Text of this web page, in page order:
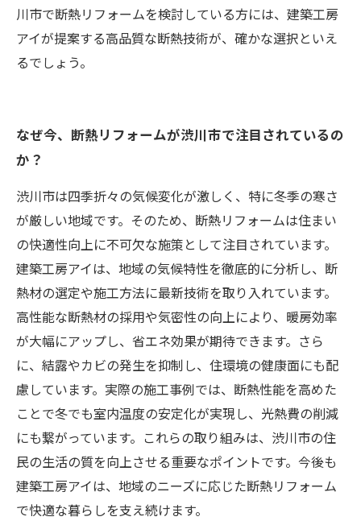
川市で断熱リフォームを検討している方には、建築工房
アイが提案する高品質な断熱技術が、確かな選択といえ
るでしょう。
なぜ今、断熱リフォームが渋川市で注目されているの
か？
渋川市は四季折々の気候変化が激しく、特に冬季の寒さ
が厳しい地域です。そのため、断熱リフォームは住まい
の快適性向上に不可欠な施策として注目されています。
建築工房アイは、地域の気候特性を徹底的に分析し、断
熱材の選定や施工方法に最新技術を取り入れています。
高性能な断熱材の採用や気密性の向上により、暖房効率
が大幅にアップし、省エネ効果が期待できます。さら
に、結露やカビの発生を抑制し、住環境の健康面にも配
慮しています。実際の施工事例では、断熱性能を高めた
ことで冬でも室内温度の安定化が実現し、光熱費の削減
にも繋がっています。これらの取り組みは、渋川市の住
民の生活の質を向上させる重要なポイントです。今後も
建築工房アイは、地域のニーズに応じた断熱リフォーム
で快適な暮らしを支え続けます。